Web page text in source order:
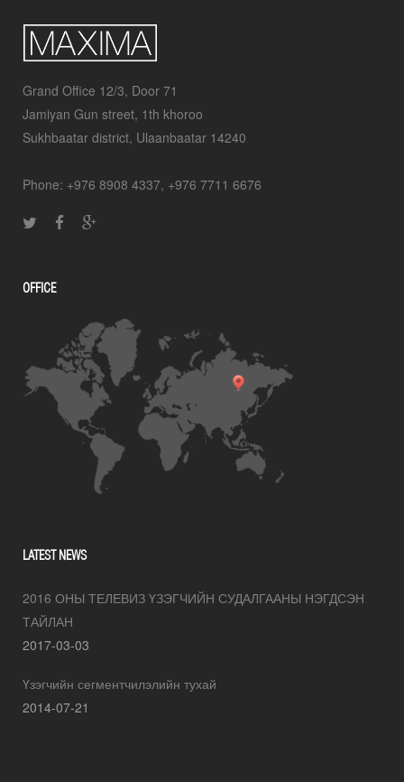
Grand Office 12/3, Door 71
Jamiyan Gun street, 1th khoroo
Sukhbaatar district, Ulaanbaatar 14240
Phone: +976 8908 4337, +976 7711 6676
OFFICE
LATEST NEWS
2016 ОНЫ ТЕЛЕВИЗ ҮЗЭГЧИЙН СУДАЛГААНЫ НЭГДСЭН
ТАЙЛАН
2017-03-03
Үзэгчийн сегментчилэлийн тухай
2014-07-21